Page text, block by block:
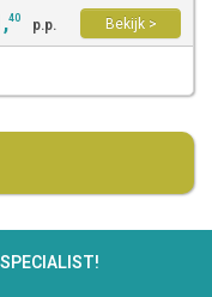
,40 p.p. Bekijk >